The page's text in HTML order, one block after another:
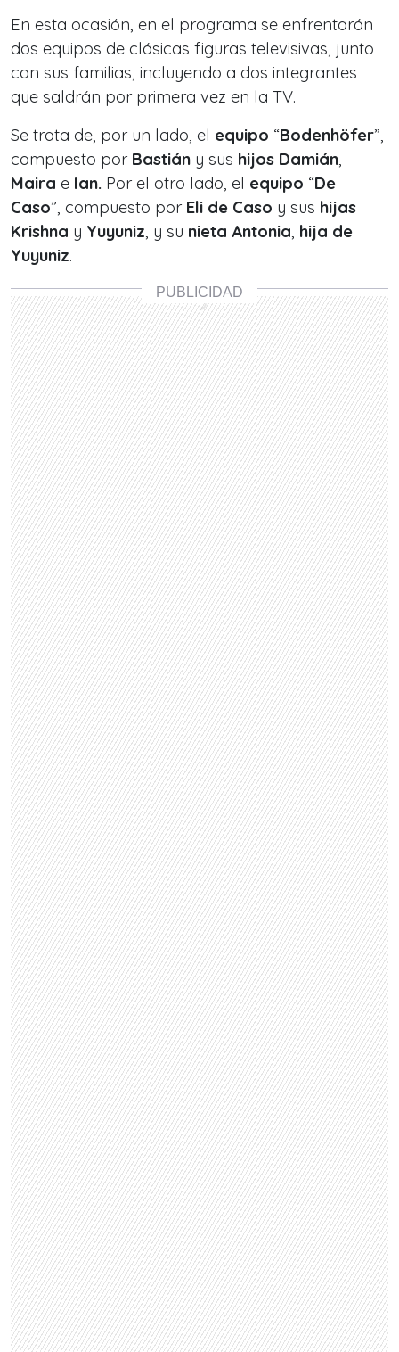
En esta ocasión, en el programa se enfrentarán
dos equipos de clásicas figuras televisivas, junto
con sus familias, incluyendo a dos integrantes
que saldrán por primera vez en la TV.
Se trata de, por un lado, el equipo “Bodenhöfer”,
compuesto por Bastián y sus hijos Damián,
Maira e Ian. Por el otro lado, el equipo “De
Caso”, compuesto por Eli de Caso y sus hijas
Krishna y Yuyuniz, y su nieta Antonia, hija de
Yuyuniz.